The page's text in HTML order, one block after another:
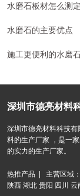
水磨石板材怎么测
水磨石的主要优点
施工更便利的水磨
深圳市德亮材料
深圳市德亮材料科技
料的生产厂家 ，是一
的实力的生产厂家。
热推产品 | 主营区域
陕西 湖北 贵阳 四川